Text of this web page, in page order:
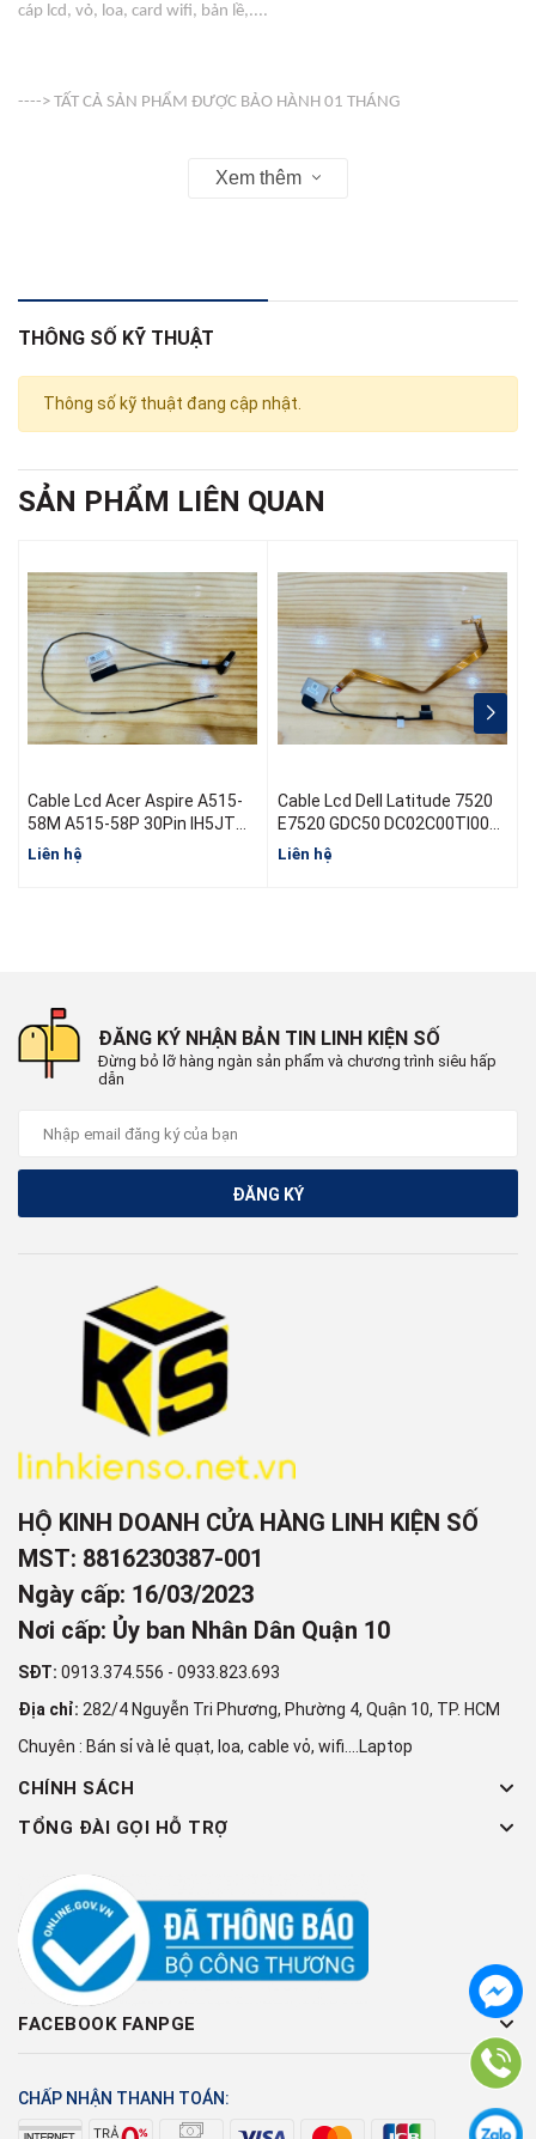
cáp lcd, vỏ, loa, card wifi, bản lề,....
----> TẤT CẢ SẢN PHẨM ĐƯỢC BẢO HÀNH 01 THÁNG
Zalo: 0933.823.693 KD
Xem thêm
THÔNG SỐ KỸ THUẬT
Thông số kỹ thuật đang cập nhật.
SẢN PHẨM LIÊN QUAN
Cable Lcd Acer Aspire A515-
58M A515-58P 30Pin IH5JT
50.KHJN2.003 DC02004B300
Liên hệ
Cable Lcd Dell Latitude 7520
E7520 GDC50 DC02C00TI00
08V84N EDP FHD 2.7 RGB
30Pin 0.5
Liên hệ
ĐĂNG KÝ NHẬN BẢN TIN LINH KIỆN SỐ
Đừng bỏ lỡ hàng ngàn sản phẩm và chương trình siêu hấp
dẫn
ĐĂNG KÝ
HỘ KINH DOANH CỬA HÀNG LINH KIỆN SỐ
MST: 8816230387-001
Ngày cấp: 16/03/2023
Nơi cấp: Ủy ban Nhân Dân Quận 10
SĐT: 0913.374.556 - 0933.823.693
Địa chỉ: 282/4 Nguyễn Tri Phương, Phường 4, Quận 10, TP. HCM
Chuyên : Bán sỉ và lẻ quạt, loa, cable vỏ, wifi....Laptop
CHÍNH SÁCH
TỔNG ĐÀI GỌI HỖ TRỢ
FACEBOOK FANPGE
CHẤP NHẬN THANH TOÁN: